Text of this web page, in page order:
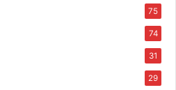
75
74
31
29